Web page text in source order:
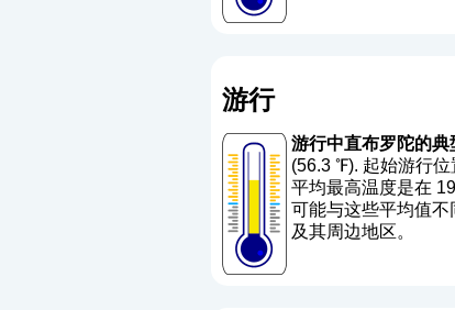
游行
游行中直布罗陀的
(56.3 ℉). 起始游行
平均最高温度是在
可能与这些平均值
及其周边地区。